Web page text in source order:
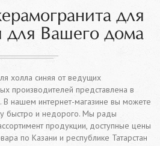
для
для Вашего дома
холла синяя от ведущих
производителей представлена в
В нашем интернет-магазине вы можете
быстро и недорого. Мы рады
продукции, доступные цены
по Казани и республике Татарстан